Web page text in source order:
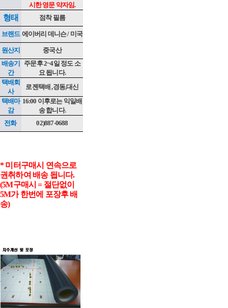
시한 영문 약자임.
형태 점착 필름
브랜드 에이버리 데니슨 / 미국
원산지
중국산
배송기
간
주문후 2~4일 정도 소
요 됩니다.
택배회
사
로젠택배 ,경동,대신
택배마
감
16:00 이후로는 익일배
송 합니다.
전화
02)887-0688
* 미터구매시 연속으로
권취하여 배송 됩니다.
(5M구매시 = 절단없이
5M가 한번에 포장후 배
송)